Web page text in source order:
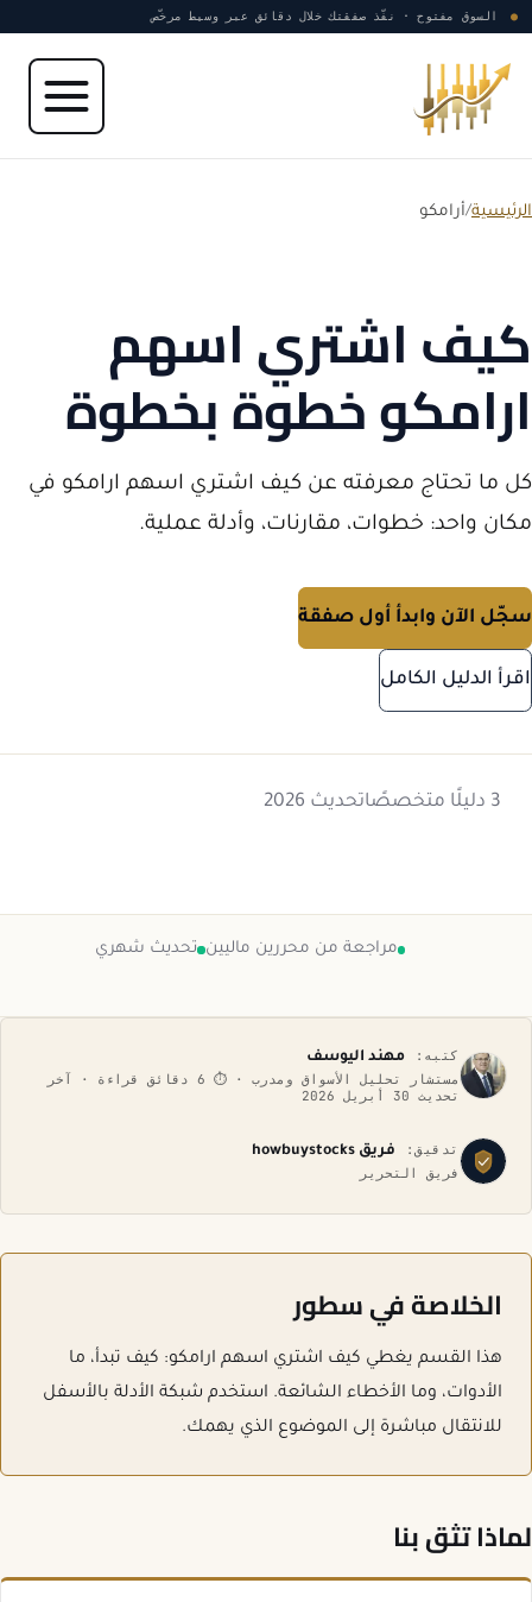
انتقل إلى المحتوى
● السوق مفتوح · نفّذ صفقتك خلال دقائق عبر وسيط مرخّص
الرئيسية/أرامكو
كيف اشتري اسهم
ارامكو خطوة بخطوة
كل ما تحتاج معرفته عن كيف اشتري اسهم ارامكو في
مكان واحد: خطوات، مقارنات، وأدلة عملية.
سجّل الآن وابدأ أول صفقة
اقرأ الدليل الكامل
3 دليلًا متخصصًا تحديث 2026
مراجعة من محررين ماليين تحديث شهري
كتبه:
مهند اليوسف
مستشار تحليل الأسواق ومدرب · ⏱ 6 دقائق قراءة · آخر
تحديث 30 أبريل 2026
تدقيق:
فريق howbuystocks
فريق التحرير
الخلاصة في سطور
هذا القسم يغطي كيف اشتري اسهم ارامكو: كيف تبدأ، ما
الأدوات، وما الأخطاء الشائعة. استخدم شبكة الأدلة بالأسفل
للانتقال مباشرة إلى الموضوع الذي يهمك.
لماذا تثق بنا